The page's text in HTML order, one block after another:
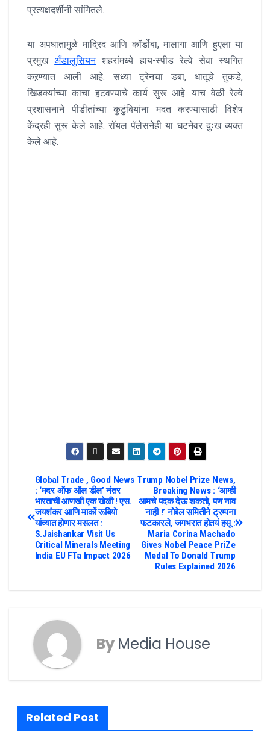
प्रत्यक्षदर्शींनी सांगितले.
या अपघातामुळे माद्रिद आणि कॉर्डोबा, मालागा आणि हुएला या
प्रमुखअँडालुसियनशहरांमध्ये हाय-स्पीड रेल्वे सेवा स्थगित
कऱण्यात आली आहे. सध्या ट्रेनचा डबा, धातूचे तुकडे,
खिडक्यांच्या काचा हटवण्याचे कार्य सुरू आहे. याच वेळी रेल्वे
प्रशासनाने पीडीतांच्या कुटुंबियांना मदत करण्यासाठी विशेष
केंद्रही सुरू केले आहे. रॉयल पॅलेसनेही या घटनेवर दुःख व्यक्त
केले आहे.
Trump Nobel Prize News,
Breaking News : ‘आम्ही
आमचे पदक देऊ शकतो, पण नाव
नाही !’ नोबेल समितीने ट्रम्पना
फटकारले, जगभरात होतयं हसू :
Maria Corina Machado
Gives Nobel Peace PriZe
Medal To Donald Trump
Rules Explained 2026
Global Trade , Good News
: ‘मदर ऑफ ऑल डील’ नंतर
भारताची आणखी एक खेळी ! एस.
जयशंकर आणि मार्को रूबियो
यांच्यात होणार मसलत :
S.Jaishankar Visit Us
Critical Minerals Meeting
India EU FTa Impact 2026
By Media House
Related Post